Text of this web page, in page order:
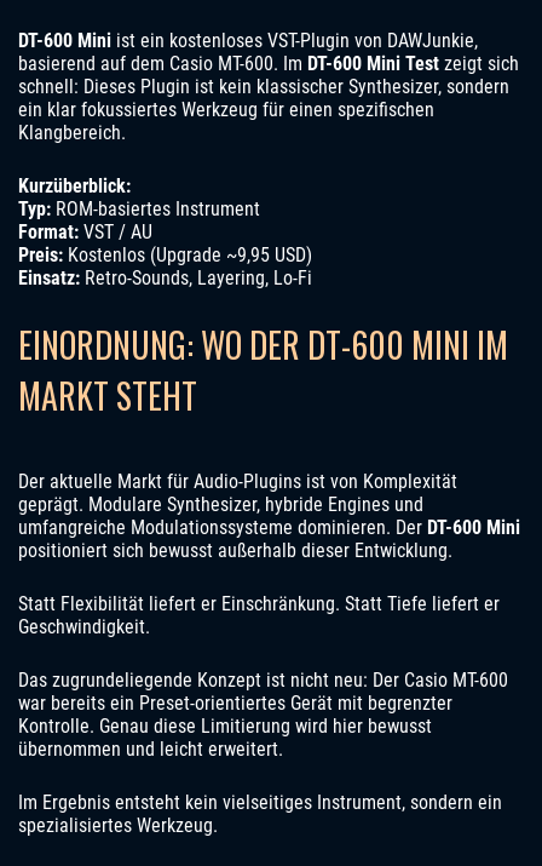
DT-600 Mini ist ein kostenloses VST-Plugin von DAWJunkie,
basierend auf dem Casio MT-600. Im DT-600 Mini Test zeigt sich
schnell: Dieses Plugin ist kein klassischer Synthesizer, sondern
ein klar fokussiertes Werkzeug für einen spezifischen
Klangbereich.
Kurzüberblick:
Typ: ROM-basiertes Instrument
Format: VST / AU
Preis: Kostenlos (Upgrade ~9,95 USD)
Einsatz: Retro-Sounds, Layering, Lo-Fi
EINORDNUNG: WO DER DT-600 MINI IM
MARKT STEHT
Der aktuelle Markt für Audio-Plugins ist von Komplexität
geprägt. Modulare Synthesizer, hybride Engines und
umfangreiche Modulationssysteme dominieren. Der DT-600 Mini
positioniert sich bewusst außerhalb dieser Entwicklung.
Statt Flexibilität liefert er Einschränkung. Statt Tiefe liefert er
Geschwindigkeit.
Das zugrundeliegende Konzept ist nicht neu: Der Casio MT-600
war bereits ein Preset-orientiertes Gerät mit begrenzter
Kontrolle. Genau diese Limitierung wird hier bewusst
übernommen und leicht erweitert.
Im Ergebnis entsteht kein vielseitiges Instrument, sondern ein
spezialisiertes Werkzeug.